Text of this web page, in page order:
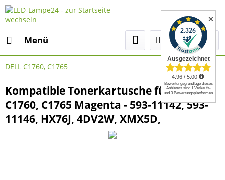
Menü
DELL C1760, C1765
Kompatible Tonerkartusche für DELL
C1760, C1765 Magenta - 593-11142, 593-
11146, HX76J, 4DV2W, XMX5D,
✕